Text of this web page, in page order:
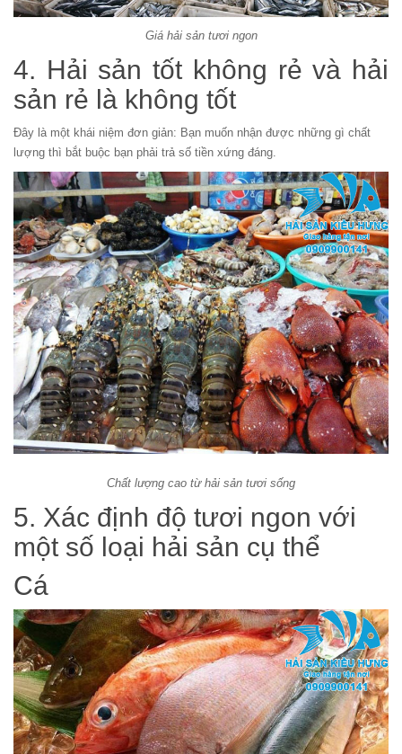
Giá hải sản tươi ngon
4. Hải sản tốt không rẻ và hải
sản rẻ là không tốt
Đây là một khái niệm đơn giản: Bạn muốn nhận được những gì chất
lượng thì bắt buộc bạn phải trả số tiền xứng đáng.
Chất lượng cao từ hải sản tươi sống
5. Xác định độ tươi ngon với
một số loại hải sản cụ thể
Cá